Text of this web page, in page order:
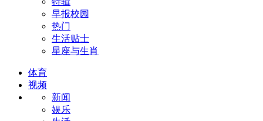
早报校园
热门
生活贴士
星座与生肖
体育
视频
新闻
娱乐